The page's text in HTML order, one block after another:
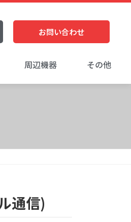
お問い合わせ
周辺機器 その他
通信)